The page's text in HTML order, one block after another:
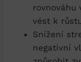
rovnováhu
vést k
Snížení
negativní